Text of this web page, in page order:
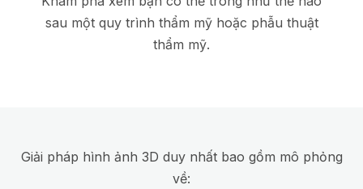
sau một quy trình thẩm mỹ hoặc phẫu thuật
thẩm mỹ.
Giải pháp hình ảnh 3D duy nhất bao gồm mô phỏng
về: